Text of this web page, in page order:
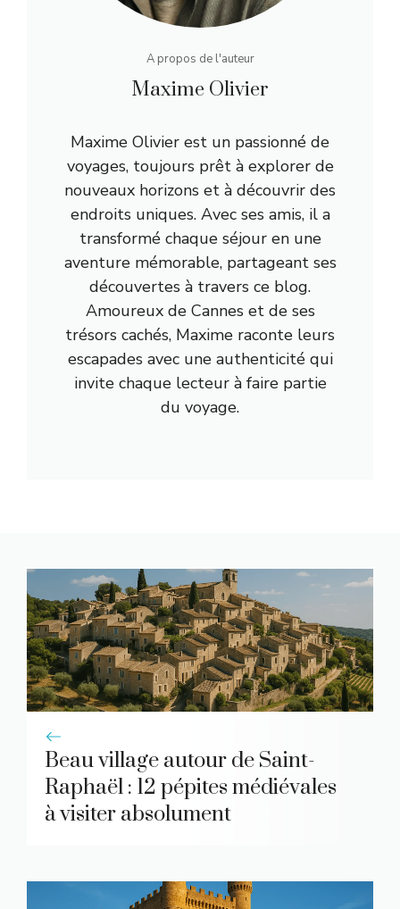
A propos de l'auteur
Maxime Olivier
Maxime Olivier est un passionné de
voyages, toujours prêt à explorer de
nouveaux horizons et à découvrir des
endroits uniques. Avec ses amis, il a
transformé chaque séjour en une
aventure mémorable, partageant ses
découvertes à travers ce blog.
Amoureux de Cannes et de ses
trésors cachés, Maxime raconte leurs
escapades avec une authenticité qui
invite chaque lecteur à faire partie
du voyage.
Beau village autour de Saint-
Raphaël : 12 pépites médiévales
à visiter absolument